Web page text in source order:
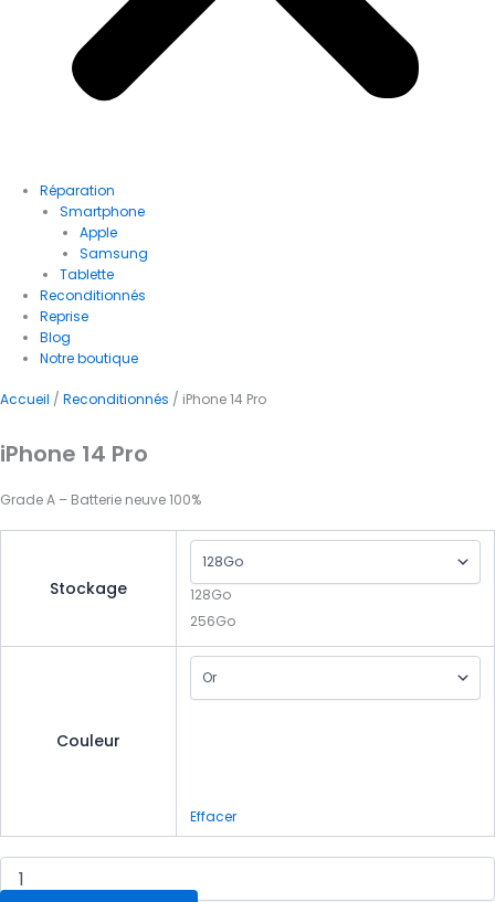
Réparation
Smartphone
Apple
Samsung
Tablette
Reconditionnés
Reprise
Blog
Notre boutique
Accueil / Reconditionnés / iPhone 14 Pro
iPhone 14 Pro
Grade A – Batterie neuve 100%
Stockage
128Go
256Go
Couleur
Effacer